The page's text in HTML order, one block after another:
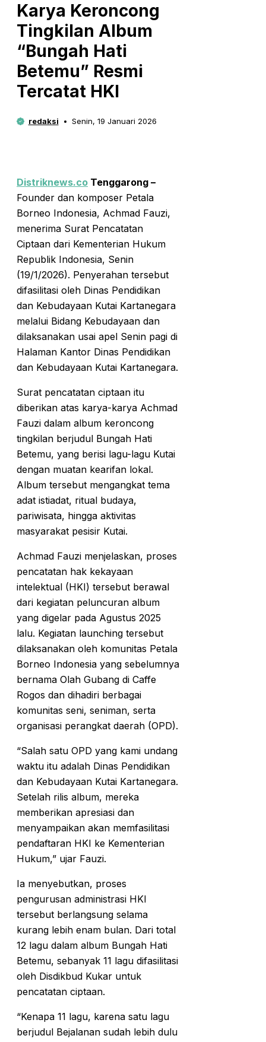
Karya Keroncong
Tingkilan Album
“Bungah Hati
Betemu” Resmi
Tercatat HKI
redaksi Senin, 19 Januari 2026
Distriknews.co Tenggarong –
Founder dan komposer Petala
Borneo Indonesia, Achmad Fauzi,
menerima Surat Pencatatan
Ciptaan dari Kementerian Hukum
Republik Indonesia, Senin
(19/1/2026). Penyerahan tersebut
difasilitasi oleh Dinas Pendidikan
dan Kebudayaan Kutai Kartanegara
melalui Bidang Kebudayaan dan
dilaksanakan usai apel Senin pagi di
Halaman Kantor Dinas Pendidikan
dan Kebudayaan Kutai Kartanegara.
Surat pencatatan ciptaan itu
diberikan atas karya-karya Achmad
Fauzi dalam album keroncong
tingkilan berjudul Bungah Hati
Betemu, yang berisi lagu-lagu Kutai
dengan muatan kearifan lokal.
Album tersebut mengangkat tema
adat istiadat, ritual budaya,
pariwisata, hingga aktivitas
masyarakat pesisir Kutai.
Achmad Fauzi menjelaskan, proses
pencatatan hak kekayaan
intelektual (HKI) tersebut berawal
dari kegiatan peluncuran album
yang digelar pada Agustus 2025
lalu. Kegiatan launching tersebut
dilaksanakan oleh komunitas Petala
Borneo Indonesia yang sebelumnya
bernama Olah Gubang di Caffe
Rogos dan dihadiri berbagai
komunitas seni, seniman, serta
organisasi perangkat daerah (OPD).
“Salah satu OPD yang kami undang
waktu itu adalah Dinas Pendidikan
dan Kebudayaan Kutai Kartanegara.
Setelah rilis album, mereka
memberikan apresiasi dan
menyampaikan akan memfasilitasi
pendaftaran HKI ke Kementerian
Hukum,” ujar Fauzi.
Ia menyebutkan, proses
pengurusan administrasi HKI
tersebut berlangsung selama
kurang lebih enam bulan. Dari total
12 lagu dalam album Bungah Hati
Betemu, sebanyak 11 lagu difasilitasi
oleh Disdikbud Kukar untuk
pencatatan ciptaan.
“Kenapa 11 lagu, karena satu lagu
berjudul Bejalanan sudah lebih dulu